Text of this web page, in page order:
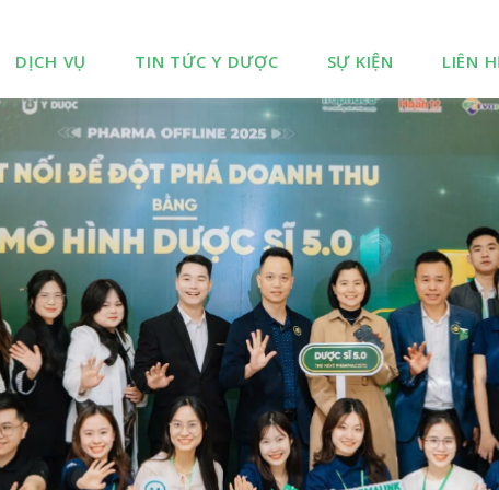
DỊCH VỤ TIN TỨC Y DƯỢC SỰ KIỆN LIÊN